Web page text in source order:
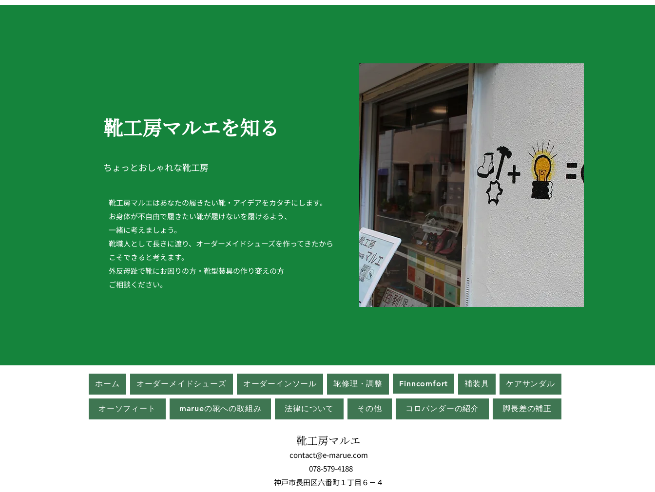
靴工房マルエを知る
ちょっとおしゃれな靴工房
靴工房マルエはあなたの履きたい靴・アイデアをカタチにします。
お身体が不自由で履きたい靴が履けないを履けるよう、
一緒に考えましょう。
靴職人として長きに渡り、オーダーメイドシューズを作ってきたから
こそできると考えます。
外反母趾で靴にお困りの方・靴型装具の作り変えの方
​ご相談ください。
ホーム オーダーメイドシューズ オーダーインソール 靴修理・調整 Finncomfort 補装具 ケアサンダル
オーソフィート marueの靴への取組み 法律について その他 コロバンダーの紹介 脚長差の補正
靴工房マルエ
contact@e-marue.com
078-579-4188
​神戸市長田区六番町１丁目６－４